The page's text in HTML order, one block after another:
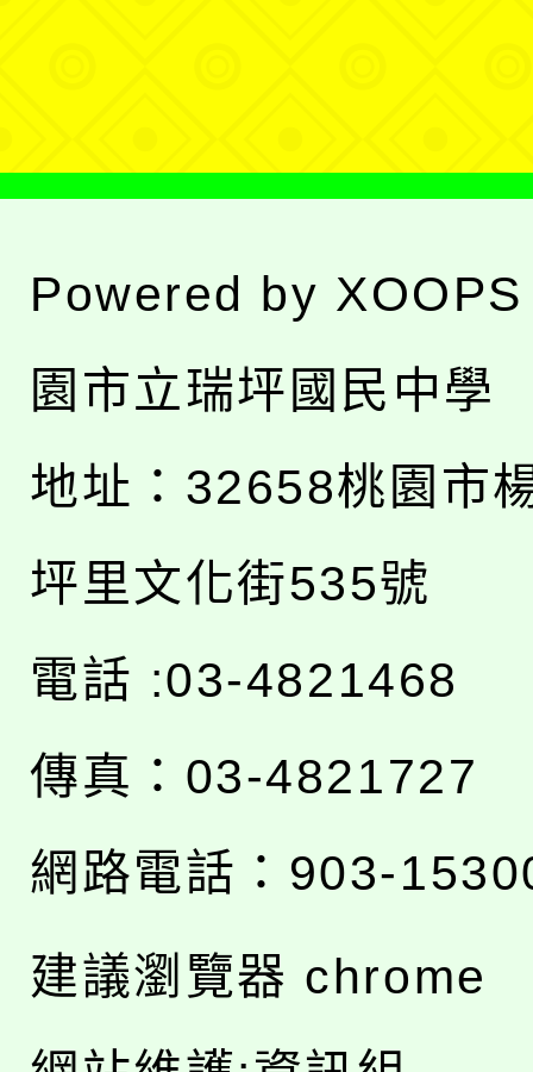
Powered by XOOPS
園市立瑞坪國民中學
地址： 32658桃園市
坪里文化街535號
電話 :03-4821468
傳真：03-4821727
網路電話：903-
建議瀏覽器 chrome